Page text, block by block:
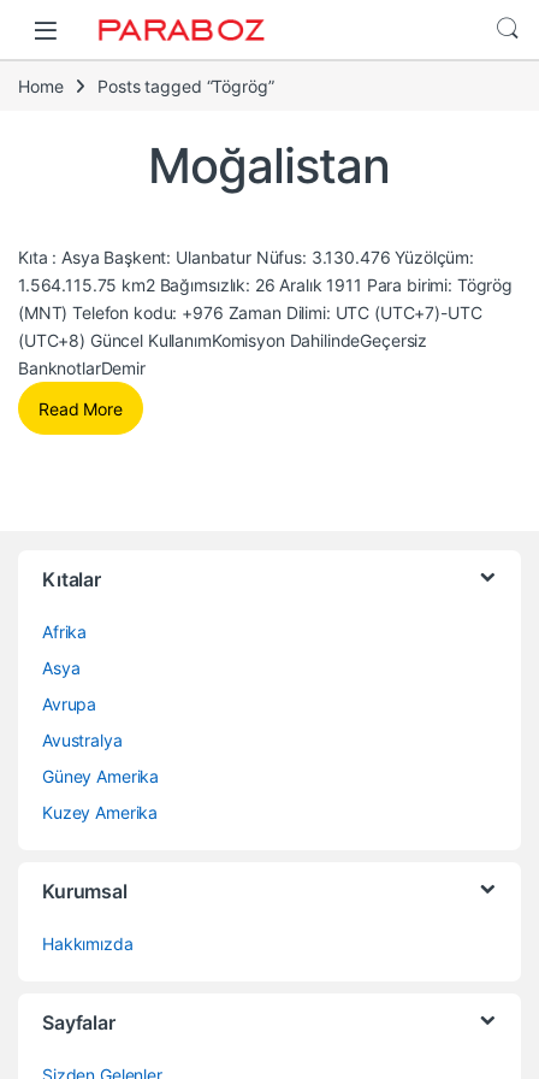
Home Posts tagged “Tögrög”
Moğalistan
Kıta : Asya Başkent: Ulanbatur Nüfus: 3.130.476 Yüzölçüm:
1.564.115.75 km2 Bağımsızlık: 26 Aralık 1911 Para birimi: Tögrög
(MNT) Telefon kodu: +976 Zaman Dilimi: UTC (UTC+7)-UTC
(UTC+8) Güncel KullanımKomisyon DahilindeGeçersiz
BanknotlarDemir
Read More
Kıtalar
Afrika
Asya
Avrupa
Avustralya
Güney Amerika
Kuzey Amerika
Kurumsal
Hakkımızda
Sayfalar
Sizden Gelenler